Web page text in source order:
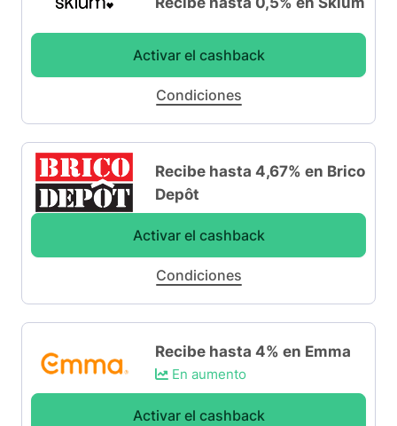
Activar el cashback
Condiciones
Recibe hasta 4,67% en Brico
Depôt
Activar el cashback
Condiciones
Recibe hasta 4% en Emma
En aumento
Activar el cashback